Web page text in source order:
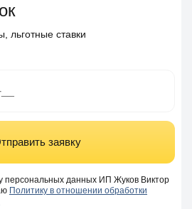
льготные ставки
заявку
персональных данных ИП Жуков Виктор
Политику в отношении обработки